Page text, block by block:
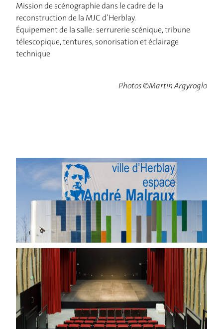
PROJETS
AGENCE
ACTUALITÉS
CONTACT
Mission de scénographie dans le cadre de la
reconstruction de la MJC d’Herblay.
Équipement de la salle : serrurerie scénique, tribune
télescopique, tentures, sonorisation et éclairage
technique
Photos ©Martin Argyroglo